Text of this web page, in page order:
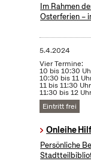
Im Rahmen
Osterferien –
5.4.2024
Vier Termine:
10 bis 10:30
10:30 bis 11
11 bis 11:30 Uhr
11:30 bis 12 Uhr
Eintritt frei
Onleihe
Persönliche